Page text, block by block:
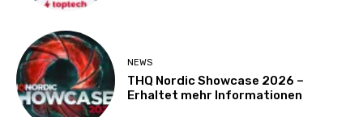
NEWS
THQ Nordic Showcase 2026 –
Erhaltet mehr Informationen